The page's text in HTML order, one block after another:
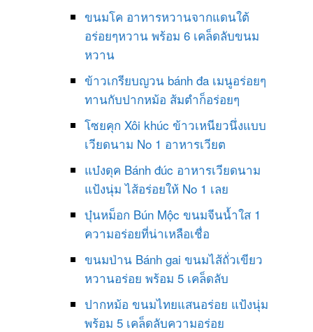
ขนมโค อาหารหวานจากแดนใต้
อร่อยๆหวาน พร้อม 6 เคล็ดลับขนม
หวาน
ข้าวเกรียบญวน bánh đa เมนูอร่อยๆ
ทานกับปากหม้อ ส้มตำก็อร่อยๆ
โซยคุก Xôi khúc ข้าวเหนียวนึ่งแบบ
เวียดนาม No 1 อาหารเวียต
แบ๋งดุค Bánh đúc อาหารเวียดนาม
แป้งนุ่ม ไส้อร่อยให้ No 1 เลย
บุ๋นหม็อก Bún Mộc ขนมจีนน้ำใส 1
ความอร่อยที่น่าเหลือเชื่อ
ขนมป่าน Bánh gai ขนมไส้ถั่วเขียว
หวานอร่อย พร้อม 5 เคล็ดลับ
ปากหม้อ ขนมไทยแสนอร่อย แป้งนุ่ม
พร้อม 5 เคล็ดลับความอร่อย